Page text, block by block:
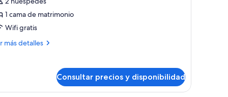
1 cama de matrimonio
Wifi gratis
más detalles
Consultar precios y disponibilidad